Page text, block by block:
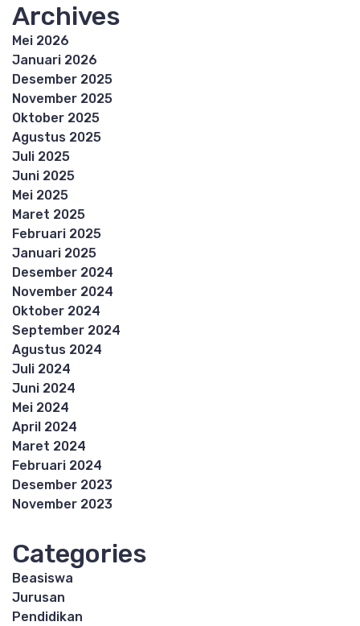
Archives
Mei 2026
Januari 2026
Desember 2025
November 2025
Oktober 2025
Agustus 2025
Juli 2025
Juni 2025
Mei 2025
Maret 2025
Februari 2025
Januari 2025
Desember 2024
November 2024
Oktober 2024
September 2024
Agustus 2024
Juli 2024
Juni 2024
Mei 2024
April 2024
Maret 2024
Februari 2024
Desember 2023
November 2023
Categories
Beasiswa
Jurusan
Pendidikan